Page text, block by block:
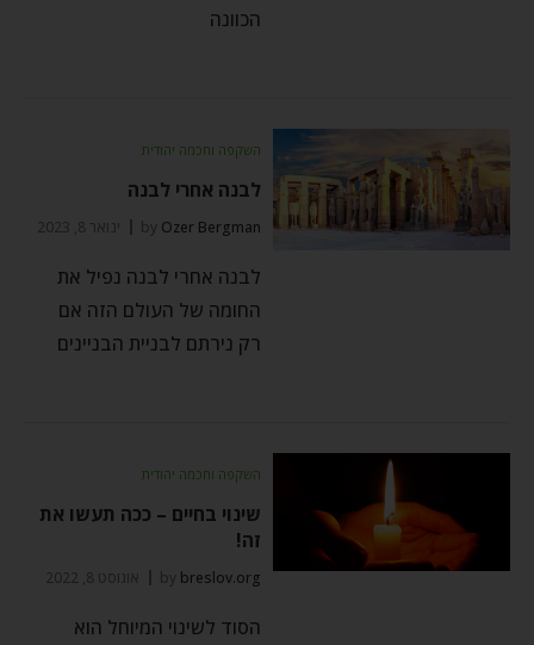
הכוונה
השקפה וחכמה יהודית
לבנה אחרי לבנה
by Ozer Bergman ינואר 8, 2023
לבנה אחרי לבנה נפיל את
החומה של העולם הזה אם
רק נירתם לבניית הבניינים
השקפה וחכמה יהודית
שינוי בחיים – ככה תעשו את
זה!
by breslov.org אוגוסט 8, 2022
הסוד לשינוי המיוחל הוא